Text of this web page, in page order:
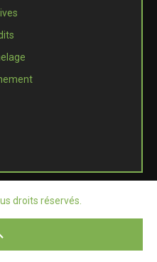
droits réservés.